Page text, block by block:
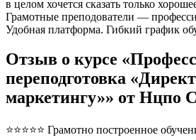
в целом хочется сказать только
Грамотные преподователи —
Удобная платформа. Гибкий график
Отзыв о курсе
переподготовка
маркетингу»» от Нцпо
⭐⭐⭐⭐⭐ Грамотно построенное